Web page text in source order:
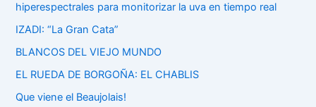
hiperespectrales para monitorizar la uva en tiempo real
IZADI: “La Gran Cata”
BLANCOS DEL VIEJO MUNDO
EL RUEDA DE BORGOÑA: EL CHABLIS
Que viene el Beaujolais!